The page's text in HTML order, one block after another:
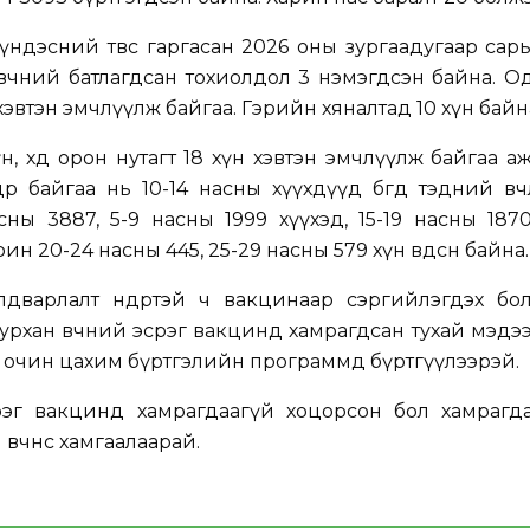
төвөөс гаргасан 2026 оны зургаадугаар
батлагдсан тохиолдол 3 нэмэгдсэн байна.
эмчлүүлж байгаа. Гэрийн хяналтад 10 хүн
хөдөө орон нутагт 18 хүн хэвтэн эмчлүүлж байгаа
байгаа нь 10-14 насны хүүхдүүд бөгөөд тэдний
3887, 5-9 насны 1999 хүүхэд, 15-19 насны
20-24 насны 445, 25-29 насны 579 хүн өвдсөн байна.
өндөртэй ч вакцинаар сэргийлэгдэх
өвчний эсрэг вакцинд хамрагдсан тухай
очин цахим бүртгэлийн программд бүртгүүлээрэй.
вакцинд хамрагдаагүй хоцорсон бол хамрагдан
хамгаалаарай.